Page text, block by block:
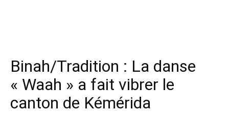
Binah/Tradition : La danse
« Waah » a fait vibrer le
canton de Kémérida